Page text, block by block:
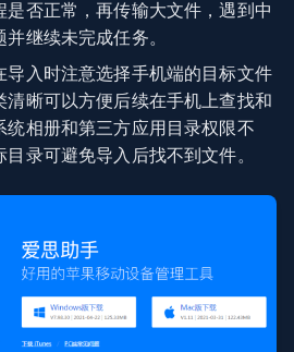
是否正常，再传输大文件，遇到中
继续未完成任务。
导入时注意选择手机端的目标文件
清晰可以方便后续在手机上查找和
统相册和第三方应用目录权限不
录可避免导入后找不到文件。